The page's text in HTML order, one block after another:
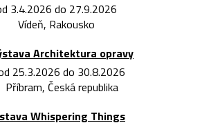
3.4.2026 do 27.9.2026
Vídeň, Rakousko
Architektura opravy
25.3.2026 do 30.8.2026
Příbram, Česká republika
Whispering Things